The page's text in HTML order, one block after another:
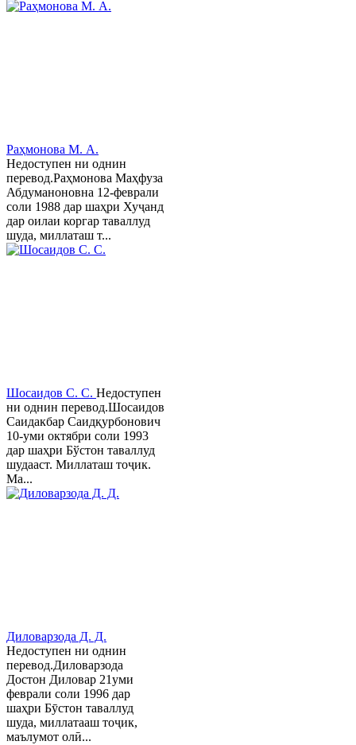
Раҳмонова М. А.
Недоступен ни однин
перевод.Раҳмонова Маҳфуза
Абдуманоновна 12-феврали
соли 1988 дар шаҳри Хуҷанд
дар оилаи коргар таваллуд
шуда, миллаташ т...
Шосаидов С. С. Недоступен
ни однин перевод.Шосаидов
Саидакбар Саидқурбонович
10-уми октябри соли 1993
дар шаҳри Бўстон таваллуд
шудааст. Миллаташ тоҷик.
Ма...
Диловарзода Д. Д.
Недоступен ни однин
перевод.Диловарзода
Достон Диловар 21уми
феврали соли 1996 дар
шаҳри Бӯстон таваллуд
шуда, миллатааш тоҷик,
маълумот олӣ...